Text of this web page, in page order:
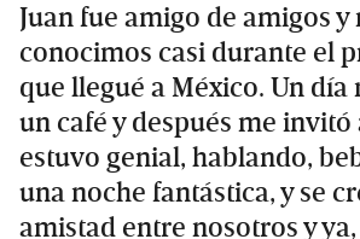
Juan fue amigo de amigos y
conocimos casi durante el
que llegué a México. Un día
un café y después me invitó
estuvo genial, hablando,
una noche fantástica, y se
amistad entre nosotros y